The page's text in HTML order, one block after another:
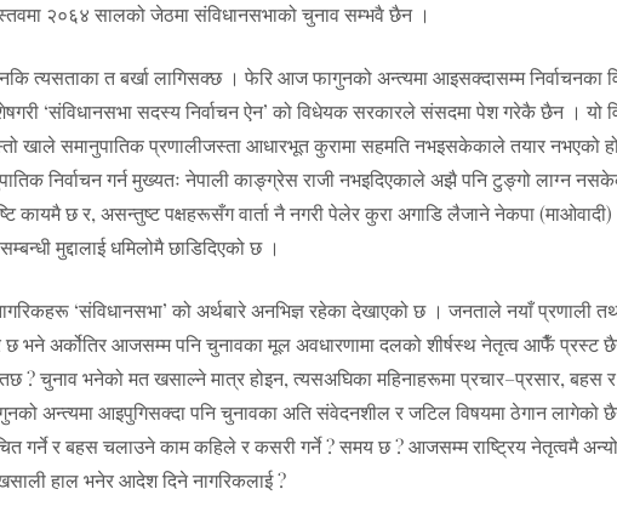
२०६४ सालको जेठमा संविधानसभाको चुनाव सम्भवै छैन ।
त्यसताका त बर्खा लागिसक्छ । फेरि आज फागुनको अन्त्यमा आइसक्दासम्म निर्वाचनका
‘संविधानसभा सदस्य निर्वाचन ऐन’ को विधेयक सरकारले संसदमा पेश गरेकै छैन । यो
खाले समानुपातिक प्रणालीजस्ता आधारभूत कुरामा सहमति नभइसकेकाले तयार नभएको
निर्वाचन गर्न मुख्यतः नेपाली काङ्ग्रेस राजी नभइदिएकाले अझै पनि टुङ्गो लाग्न
कायमै छ र, असन्तुष्ट पक्षहरूसँग वार्ता नै नगरी पेलेर कुरा अगाडि लैजाने नेकपा (माओवादी)
मुद्दालाई धमिलोमै छाडिदिएको छ ।
‘संविधानसभा’ को अर्थबारे अनभिज्ञ रहेका देखाएको छ । जनताले नयाँ प्रणाली
छ भने अर्कोतिर आजसम्म पनि चुनावका मूल अवधारणामा दलको शीर्षस्थ नेतृत्व आफैँ प्रस्ट
? चुनाव भनेको मत खसाल्ने मात्र होइन, त्यसअघिका महिनाहरूमा प्रचार–प्रसार, बहस र
अन्त्यमा आइपुगिसक्दा पनि चुनावका अति संवेदनशील र जटिल विषयमा ठेगान लागेको
गर्ने र बहस चलाउने काम कहिले र कसरी गर्ने ? समय छ ? आजसम्म राष्ट्रिय नेतृत्वमै
हाल भनेर आदेश दिने नागरिकलाई ?